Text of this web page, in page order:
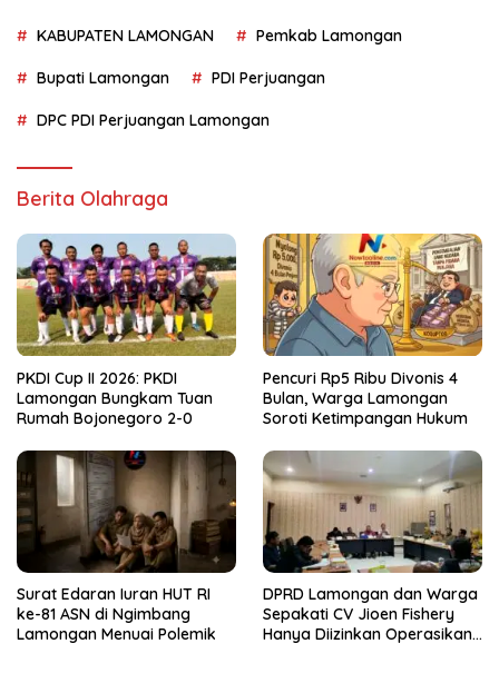
KABUPATEN LAMONGAN Pemkab Lamongan
Bupati Lamongan PDI Perjuangan
DPC PDI Perjuangan Lamongan
Berita Olahraga
PKDI Cup II 2026: PKDI
Lamongan Bungkam Tuan
Rumah Bojonegoro 2-0
Pencuri Rp5 Ribu Divonis 4
Bulan, Warga Lamongan
Soroti Ketimpangan Hukum
Surat Edaran Iuran HUT RI
ke-81 ASN di Ngimbang
Lamongan Menuai Polemik
DPRD Lamongan dan Warga
Sepakati CV Jioen Fishery
Hanya Diizinkan Operasikan